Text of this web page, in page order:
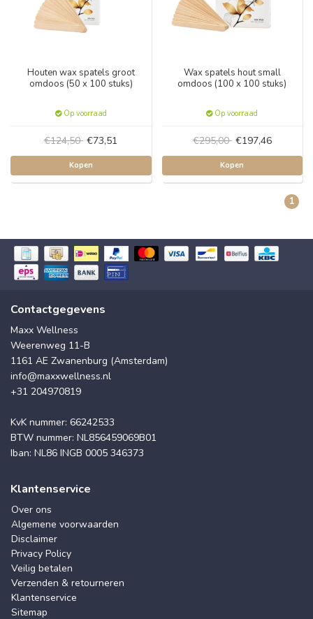
Houten wax spatels groot
omdoos (50 x 100 stuks)
Op voorraad
€124,50 €73,51
Kopen
Wax spatels hout small
omdoos (100 x 100 stuks)
Op voorraad
€295,00 €197,46
Kopen
1
Contactgegevens
Maxx Wellness
Weerenweg 11-B
1161 AE Zwanenburg (Amsterdam)
info@maxxwellness.nl
+31 204970819
KvK nummer: 66242533
BTW nummer: NL856459069B01
Iban: NL86 INGB 0005 346373
Klantenservice
Over ons
Algemene voorwaarden
Disclaimer
Privacy Policy
Veilig betalen
Verzenden & retourneren
Klantenservice
Sitemap